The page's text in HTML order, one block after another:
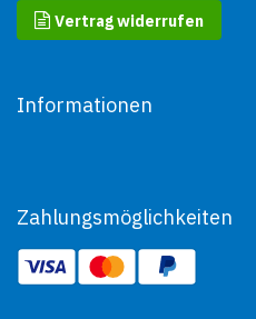
Vertrag widerrufen
Informationen
Zahlungsmöglichkeiten